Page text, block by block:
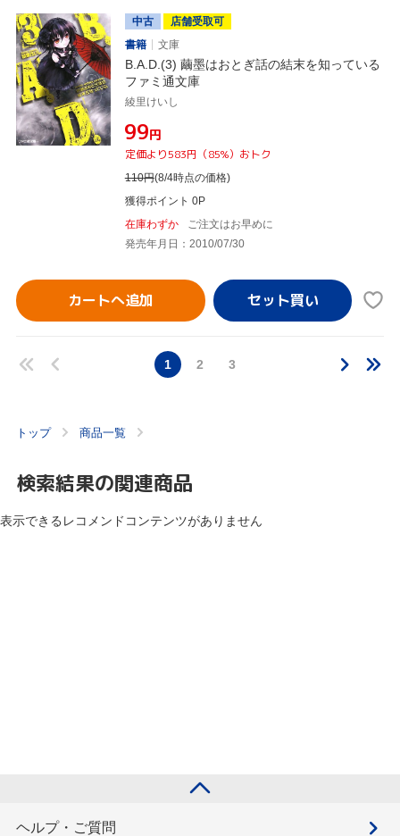
中古
店舗受取可
書籍
文庫
B.A.D.(3) 繭墨はおとぎ話の結末を知っている
ファミ通文庫
綾里けいし
¥99円
定価より583円（85%）おトク
110円(8/4時点の価格)
獲得ポイント 0P
在庫わずか
ご注文はお早めに
発売年月日：2010/07/30
カートへ追加
1 2 3
トップ 商品一覧
検索結果の関連商品
表示できるレコメンドコンテンツがありません
ヘルプ・ご質問